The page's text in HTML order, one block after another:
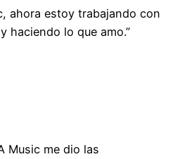
ahora estoy trabajando con
haciendo lo que amo.”
Music me dio las